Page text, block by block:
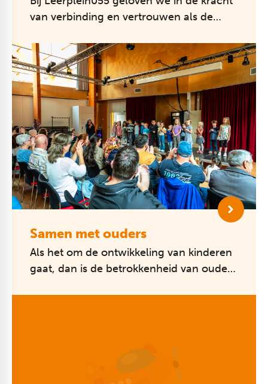
van verbinding en vertrouwen als de
kind is welkom en hoort erbij, on...
Samen met ouders
Als het om de ontwikkeling van kinderen
gaat, dan is de betrokkenheid van ouders